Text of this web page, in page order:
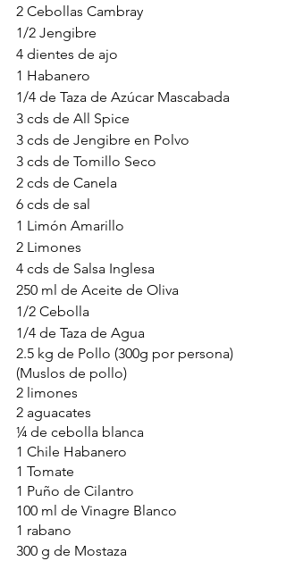
2 Cebollas Cambray
1/2 Jengibre
4 dientes de ajo
1 Habanero
1/4 de Taza de Azúcar Mascabada
3 cds de All Spice
3 cds de Jengibre en Polvo
3 cds de Tomillo Seco
2 cds de Canela
6 cds de sal
1 Limón Amarillo
2 Limones
4 cds de Salsa Inglesa
250 ml de Aceite de Oliva
1/2 Cebolla
1/4 de Taza de Agua
2.5 kg de Pollo (300g por persona)
(Muslos de pollo)
2 limones
2 aguacates
¼ de cebolla blanca
1 Chile Habanero
1 Tomate
1 Puño de Cilantro
100 ml de Vinagre Blanco
1 rabano
300 g de Mostaza